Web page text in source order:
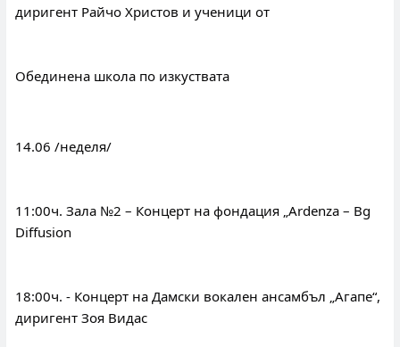
диригент Райчо Христов и ученици от
Обединена школа по изкуствата
14.06 /неделя/
11:00ч. Зала №2 – Концерт на фондация „Ardenza – Bg
Diffusion
18:00ч. - Концерт на Дамски вокален ансамбъл „Агапе“,
диригент Зоя Видас